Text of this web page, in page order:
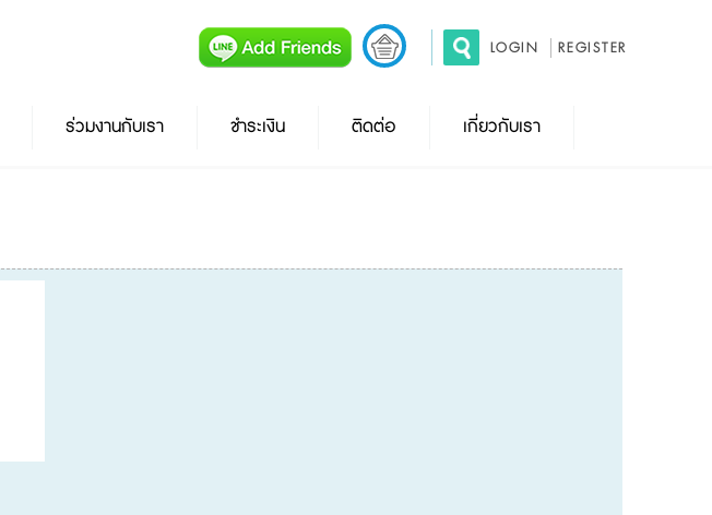
LOGIN REGISTER
ร่วมงานกับเรา ชำระเงิน ติดต่อ เกี่ยวกับเรา